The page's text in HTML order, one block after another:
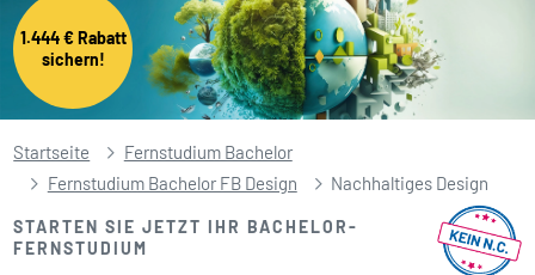
1.444 € Rabatt
sichern!
Startseite
Fernstudium Bachelor
Fernstudium Bachelor FB Design
Nachhaltiges Design
STARTEN SIE JETZT IHR BACHELOR-
FERNSTUDIUM